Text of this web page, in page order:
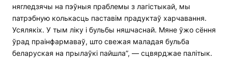
нягледзячы на ​​пэўныя праблемы з лагістыкай, мы
патрэбную колькасць паставім прадуктаў харчавання.
Усялякіх. У тым ліку і бульбы няшчаснай. Мяне ўжо сёння
ўрад праінфармаваў, што свежая маладая бульба
беларуская на прылаўкі пайшла”, — сцвярджае палітык.